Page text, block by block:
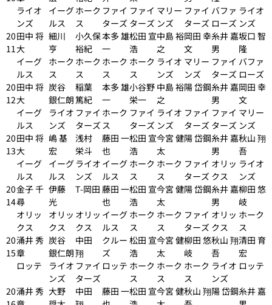
ライオ
ンズ
イーグ
ルス
ホーク
ス
ファイ
ターズ
ファイ
ターズ
マリー
ンズ
ファイ
ターズ
バファ
ローズ
ライオ
ンズ
20
11
田中 将
大
細川
亨
小久保
裕紀
本多 雄
一
松田 宣
浩
中島 裕
之
岡田 幸
文
糸井 嘉
男
坂口 智
隆
イーグ
ルス
ホーク
ス
ホーク
ス
ホーク
ス
ホーク
ス
ライオ
ンズ
マリー
ンズ
ファイ
ターズ
バファ
ローズ
20
12
田中 将
大
炭谷
銀仁朗
稲葉
篤紀
本多 雄
一
小谷野
栄一
中島 裕
之
陽 岱鋼糸井 嘉
男
岡田 幸
文
イーグ
ルス
ライオ
ンズ
ファイ
ターズ
ホーク
ス
ファイ
ターズ
ライオ
ンズ
ファイ
ターズ
ファイ
ターズ
マリー
ンズ
20
13
田中 将
大
嶋 基
宏
浅村
栄斗
藤田 一
也
松田 宣
浩
今宮 健
太
陽 岱鋼糸井 嘉
男
秋山 翔
吾
イーグ
ルス
イーグ
ルス
ライオ
ンズ
イーグ
ルス
ホーク
ス
ホーク
ス
ファイ
ターズ
オリッ
クス
ライオ
ンズ
20
14
金子 千
尋
伊藤
光
T-岡田 藤田 一
也
松田 宣
浩
今宮 健
太
陽 岱鋼糸井 嘉
男
柳田 悠
岐
オリッ
クス
オリッ
クス
オリッ
クス
イーグ
ルス
ホーク
ス
ホーク
ス
ファイ
ターズ
オリッ
クス
ホーク
ス
20
15
涌井 秀
章
炭谷
銀仁朗
中田
翔
クルー
ズ
松田 宣
浩
今宮 健
太
柳田 悠
岐
秋山 翔
吾
清田 育
宏
ロッテ
ライオ
ンズ
ファイ
ターズ
ロッテ ホーク
ス
ホーク
ス
ホーク
ス
ライオ
ンズ
ロッテ
20涌井 秀 大野
中田
藤田 一松田 宣今宮 健秋山 翔陽 岱鋼糸井 嘉